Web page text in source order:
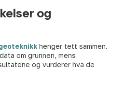
og
henger tett sammen.
om grunnen, mens
og vurderer hva de